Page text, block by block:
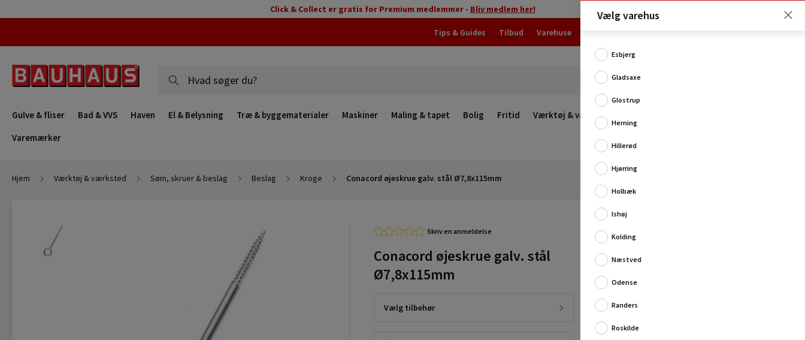
Click & Collect er gratis for Premium medlemmer - Bliv medlem her!
Tips & Guides Tilbud Varehuse
Gulve & fliser Bad & VVS Haven El & Belysning Træ & byggematerialer Maskiner Maling & tapet Bolig Fritid Værktøj & værksted
Varemærker
Hjem Værktøj & værksted Søm, skruer & beslag Beslag Kroge Conacord øjeskrue galv. stål Ø7,8x115mm
Skriv en anmeldelse
Conacord øjeskrue galv. stål
Ø7,8x115mm
Vælg tilbehør
Øjeskrue i galvaniseret stål fra Conacord.
på 115 mm i alt.
Produktinformation:
Fuld produktbeskrivelse
Vælg varehus
Esbjerg
Gladsaxe
Glostrup
Herning
Hillerød
Hjørring
Holbæk
Ishøj
Kolding
Næstved
Odense
Randers
Roskilde